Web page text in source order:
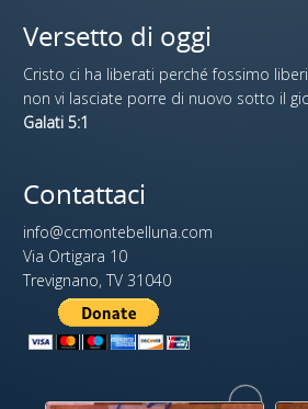
Versetto di oggi
Cristo ci ha liberati perché fossimo
non vi lasciate porre di nuovo sotto il
Galati 5:1
Contattaci
info@ccmontebelluna.com
Via Ortigara 10
Trevignano, TV 31040